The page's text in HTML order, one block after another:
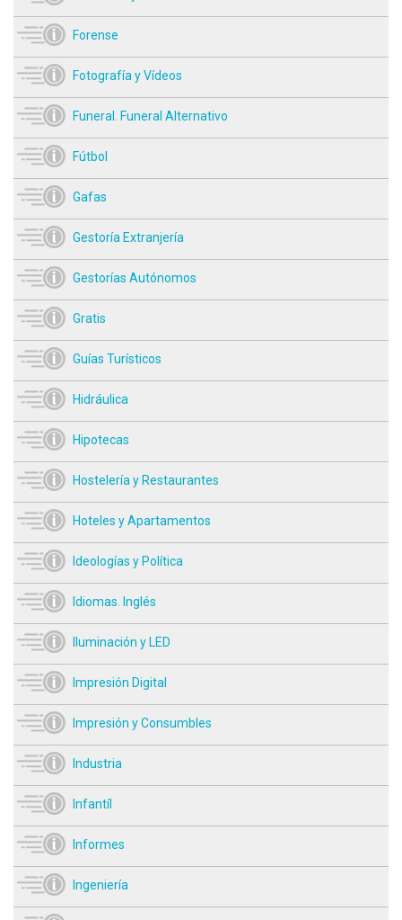
Forense
Fotografía y Vídeos
Funeral. Funeral Alternativo
Fútbol
Gafas
Gestoría Extranjería
Gestorías Autónomos
Gratis
Guías Turísticos
Hidráulica
Hipotecas
Hostelería y Restaurantes
Hoteles y Apartamentos
Ideologías y Política
Idiomas. Inglés
Iluminación y LED
Impresión Digital
Impresión y Consumbles
Industria
Infantíl
Informes
Ingeniería